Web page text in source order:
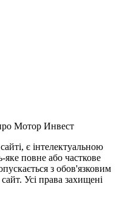
Мотор Инвест
є інтелектуальною
яке повне або часткове
з обов'язковим
Усі права захищені